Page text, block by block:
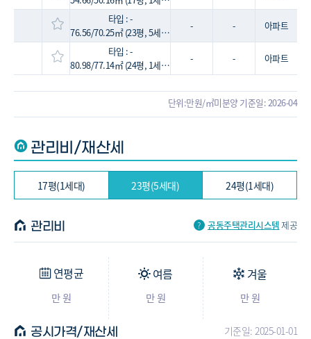
타입 : -
76.56/70.25㎡ (23평, 5세대)
- -
아파트
타입 : -
80.98/77.14㎡ (24평, 1세대)
- - 아파트
단위:만원/㎡미분양 기준일: 2026-04
관리비/재산세
17평(1세대) 23평(5세대) 24평(1세대)
관리비 공동주택관리시스템제공
연평균
만 원
여름
만 원
겨울
만 원
공시가격/재산세 기준일: 2025-01-01